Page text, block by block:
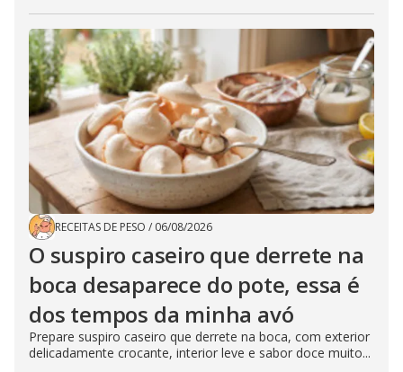
RECEITAS DE PESO / 06/08/2026
O suspiro caseiro que derrete na
boca desaparece do pote, essa é
dos tempos da minha avó
Prepare suspiro caseiro que derrete na boca, com exterior
delicadamente crocante, interior leve e sabor doce muito...